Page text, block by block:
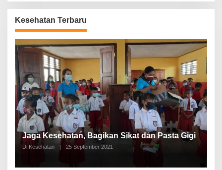
Kesehatan Terbaru
Jaga Kesehatan, Bagikan Sikat dan Pasta Gigi
Di Kesehatan | 25 September 2021